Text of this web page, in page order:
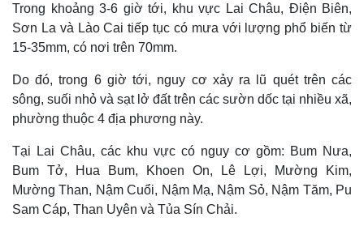
Trong khoảng 3-6 giờ tới, khu vực Lai Châu, Điện Biên,
Sơn La và Lào Cai tiếp tục có mưa với lượng phổ biến từ
15-35mm, có nơi trên 70mm.
Do đó, trong 6 giờ tới, nguy cơ xảy ra lũ quét trên các
sông, suối nhỏ và sạt lở đất trên các sườn dốc tại nhiều xã,
phường thuộc 4 địa phương này.
Tại Lai Châu, các khu vực có nguy cơ gồm: Bum Nưa,
Bum Tở, Hua Bum, Khoen On, Lê Lợi, Mường Kim,
Mường Than, Nậm Cuổi, Nậm Mạ, Nậm Sỏ, Nậm Tăm, Pu
Sam Cáp, Than Uyên và Tủa Sín Chải.